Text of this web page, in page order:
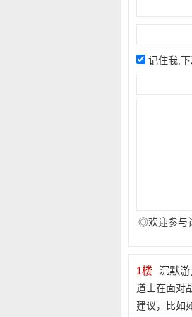
记住我,
◎欢迎参与
1楼 沉默
道士在面对
建议，比如